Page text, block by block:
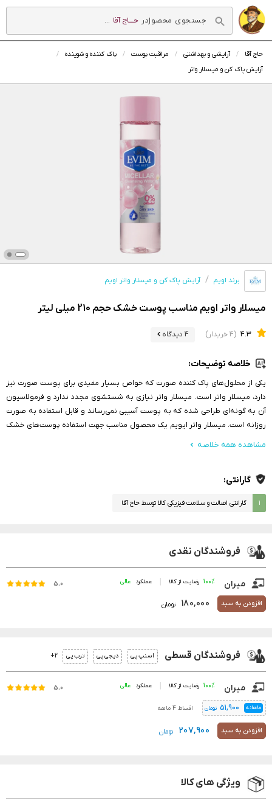
در حــــاج آقا ...
حاج آقا آرایشی و بهداشتی مراقبت پوست
پاک کننده و شوینده
آرایش پاک کن و میسلار واتر
برند اویم آرایش پاک کن و میسلار واتر اویم
میسلار واتر اویم مناسب پوست خشک حجم 210 میلی لیتر
4.3 (4 خریدار) 4 دیدگاه
خلاصه توضیحات:
یکی از محلول‌های پاک کننده صورت که خواص بسیار مفیدی برای پوست صورت نیز
دارد، میسلار واتر است. میسلار واتر نیازی به شستشوی مجدد ندارد و فرمولاسیون
آن به گونه‌ای طراحی شده که به پوست آسیبی نمی‌رساند و قابل استفاده به صورت
روزانه است. میسلار واتر ایویم یک محصول مناسب جهت استفاده پوست‌های خشک
مشاهده همه خلاصه
گارانتی:
۱ گارانتی اصالت و سلامت فیزیکی کالا توسط حاج آقا
فروشندگان نقدی
میران 5.0 100% رضایت از کالا عملکرد
افزودن به سبد تومان 180,000
فروشندگان قسطی اسنپ پی دیجی پی ترب پی 2+
میران 5.0 100% رضایت از کالا عملکرد
افزودن به سبد تومان 207,900
ماهانه 51,900 تومان اقساط 4 ماهه
ویژگی های کالا